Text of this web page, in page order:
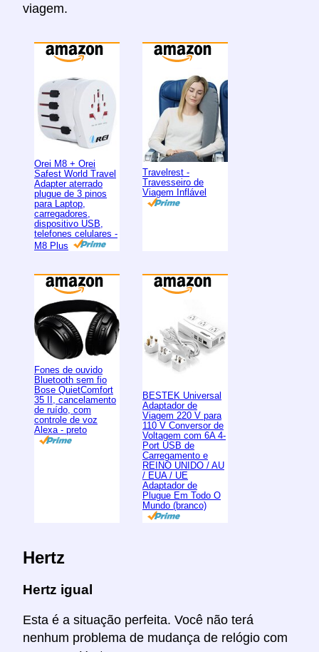
viagem.
Orei M8 + Orei
Safest World Travel
Adapter aterrado
plugue de 3 pinos
para Laptop,
carregadores,
dispositivo USB,
telefones celulares -
M8 Plus
Travelrest -
Travesseiro de
Viagem Inflável
Fones de ouvido
Bluetooth sem fio
Bose QuietComfort
35 II, cancelamento
de ruído, com
controle de voz
Alexa - preto
BESTEK Universal
Adaptador de
Viagem 220 V para
110 V Conversor de
Voltagem com 6A 4-
Port USB de
Carregamento e
REINO UNIDO / AU
/ EUA / UE
Adaptador de
Plugue Em Todo O
Mundo (branco)
Hertz
Hertz igual
Esta é a situação perfeita. Você não terá
nenhum problema de mudança de relógio com